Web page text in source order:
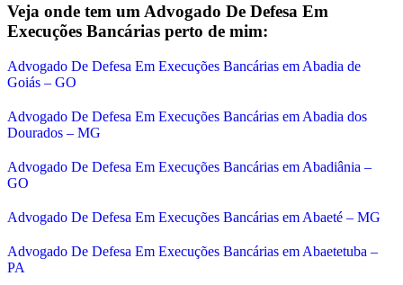
Veja onde tem um Advogado De Defesa Em
Execuções Bancárias perto de mim:
Advogado De Defesa Em Execuções Bancárias em Abadia de
Goiás – GO
Advogado De Defesa Em Execuções Bancárias em Abadia dos
Dourados – MG
Advogado De Defesa Em Execuções Bancárias em Abadiânia –
GO
Advogado De Defesa Em Execuções Bancárias em Abaeté – MG
Advogado De Defesa Em Execuções Bancárias em Abaetetuba –
PA